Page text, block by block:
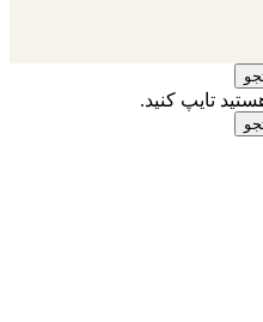
تایپ کنید.